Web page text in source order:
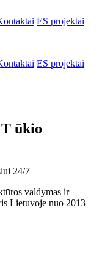
ES projektai
ES projektai
ūkio
24/7
valdymas ir
Lietuvoje nuo 2013